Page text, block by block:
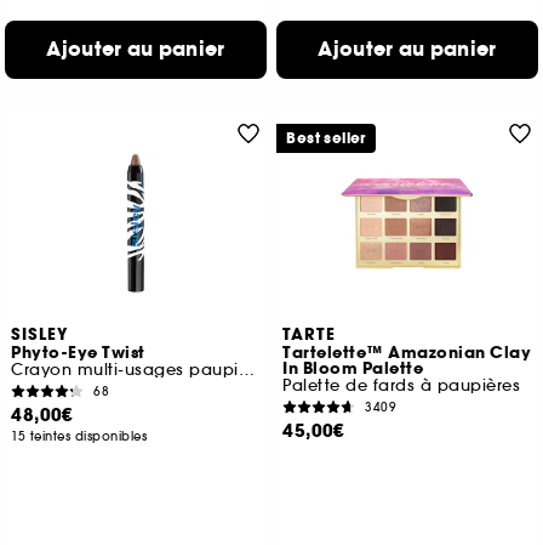
Ajouter au panier Ajouter au panier
SISLEY
Phyto-Eye Twist
Crayon multi-usages paupières
68
48,00€
15 teintes disponibles
TARTE
Tartelette™ Amazonian Clay
In Bloom Palette
Palette de fards à paupières
3409
45,00€
Best seller